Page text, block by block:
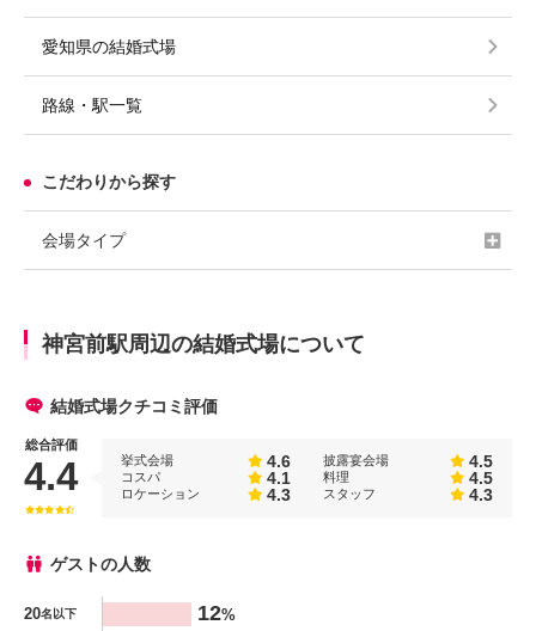
愛知県の結婚式場
路線・駅一覧
こだわりから探す
会場タイプ
神宮前駅周辺の結婚式場について
結婚式場クチコミ評価
総合評価
4.4 挙式会場 4.6 披露宴会場 4.5
コスパ 4.1 料理 4.5
ロケーション 4.3 スタッフ 4.3
ゲストの人数
人数
20名以下 12%